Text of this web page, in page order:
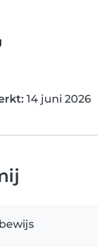
14 juni 2026